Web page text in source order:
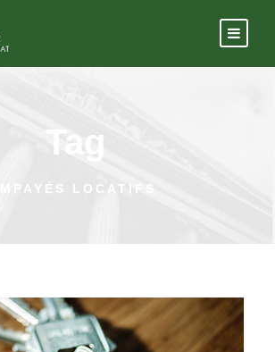
Tag
IMPAYÉS LOCATIFS